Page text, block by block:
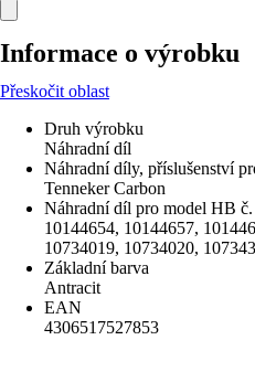
Informace o výrobku
Přeskočit oblast
Druh výrobku
Náhradní díl
Náhradní díly, příslušenství
Tenneker Carbon
Náhradní díl pro model HB č.
10144654, 10144657,
10734019, 10734020,
Základní barva
Antracit
EAN
4306517527853